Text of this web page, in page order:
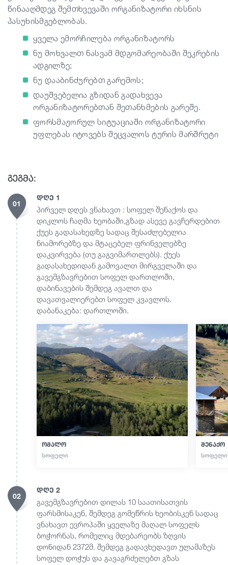
წინააღმდეგ შემთხვევაში ორგანიზატორი იხსნის
პასუხისმგებლობას.
ყველა ემორჩილება ორგანიზატორს
ნუ მოხვალთ ნასვამ მდგომარეობაში შეკრების
ადგილზე;
ნუ დააბინძურებთ გარემოს;
დაუშვებელია გზიდან გადახვევა
ორგანიზატორებთან შეთანხმების გარეშე.
ფორსმაჟორულ სიტუაციაში ორგანიზატორი
უფლებას იტოვებს შეცვალოს ტურის მარშრუტი
გეგმა:
01
დღე 1
პირველ დღეს ვნახავთ : სოფელ შენაქოს და
დიკლოს ჩაღმა ხეობაში,გზად ასევე გავჩერდებით
ქუეს გადასახედზე სადაც შესაძლებელია
ნიამორებზე და მტაცებელ ფრინველებზე
დაკვირვება (თუ გაგვიმართლებს). ქუეს
გადასახედიდან გამოვალთ მირგველაში და
გავემგზავრებით სოფელ დართლოში,
დაბინავების შემდეგ ავალთ და
დავათვალიერებთ სოფელ კვავლოს.
დაბანაკება: დართლოში.
ომალო
ᲡᲝᲤᲔᲚᲘ
შენაქო
ᲡᲝᲤᲔᲚᲘ
02
დღე 2
გავემგზავრებით დილას 10 საათისათვის
ფარსმისაკენ, შემდეგ გომეწრის ხეობისკენ სადაც
ვნახავთ ევროპაში ყველაზე მაღალ სოფელს
ბოჭორნას, რომელიც მდებარეობს ზღვის
დონიდან 2372მ. შემდეგ გადავხედავთ ულამაზეს
სოფელ დოჭუს და გავაგრძელებთ გზას